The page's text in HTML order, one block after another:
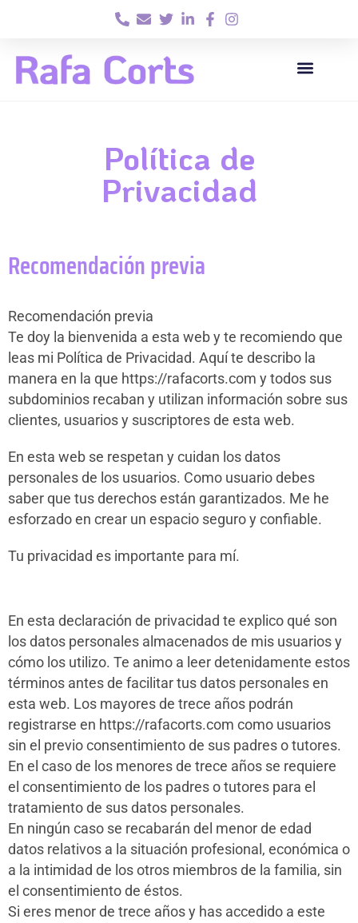
Política de
Privacidad
Recomendación previa
Recomendación previa
Te doy la bienvenida a esta web y te recomiendo que
leas mi Política de Privacidad. Aquí te describo la
manera en la que https://rafacorts.com y todos sus
subdominios recaban y utilizan información sobre sus
clientes, usuarios y suscriptores de esta web.
En esta web se respetan y cuidan los datos
personales de los usuarios. Como usuario debes
saber que tus derechos están garantizados. Me he
esforzado en crear un espacio seguro y confiable.
Tu privacidad es importante para mí.
En esta declaración de privacidad te explico qué son
los datos personales almacenados de mis usuarios y
cómo los utilizo. Te animo a leer detenidamente estos
términos antes de facilitar tus datos personales en
esta web. Los mayores de trece años podrán
registrarse en https://rafacorts.com como usuarios
sin el previo consentimiento de sus padres o tutores.
En el caso de los menores de trece años se requiere
el consentimiento de los padres o tutores para el
tratamiento de sus datos personales.
En ningún caso se recabarán del menor de edad
datos relativos a la situación profesional, económica o
a la intimidad de los otros miembros de la familia, sin
el consentimiento de éstos.
Si eres menor de trece años y has accedido a este